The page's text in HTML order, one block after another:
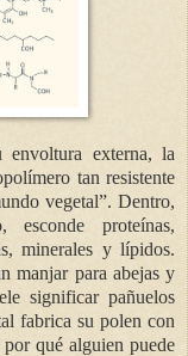
envoltura externa, la
tan resistente
vegetal”. Dentro,
proteínas,
minerales y lípidos.
manjar para abejas y
significar pañuelos
fabrica su polen con
qué alguien puede